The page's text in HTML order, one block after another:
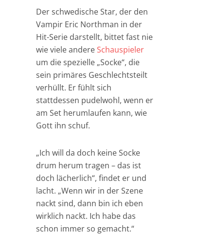
Der schwedische Star, der den
Vampir Eric Northman in der
Hit-Serie darstellt, bittet fast nie
wie viele andereSchauspieler
um die spezielle „Socke“, die
sein primäres Geschlechtsteilt
verhüllt. Er fühlt sich
stattdessen pudelwohl, wenn er
am Set herumlaufen kann, wie
Gott ihn schuf.
„Ich will da doch keine Socke
drum herum tragen – das ist
doch lächerlich“, findet er und
lacht. „Wenn wir in der Szene
nackt sind, dann bin ich eben
wirklich nackt. Ich habe das
schon immer so gemacht.“